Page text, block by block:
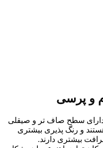
و پرسی
دارای سطح صاف تر و صیقلی
و رنگ پذیری بیشتری
بیشتری دارند.